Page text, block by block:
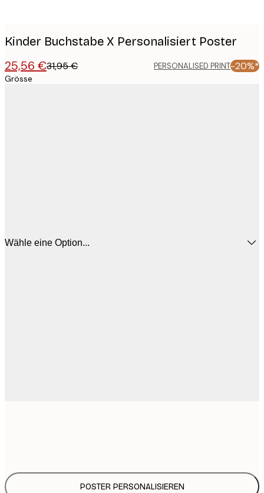
Kinder Buchstabe X Personalisiert Poster
25,56 €31,95 € PERSONALISED PRINT-20%*
Grösse
Wähle eine Option...
POSTER PERSONALISIEREN